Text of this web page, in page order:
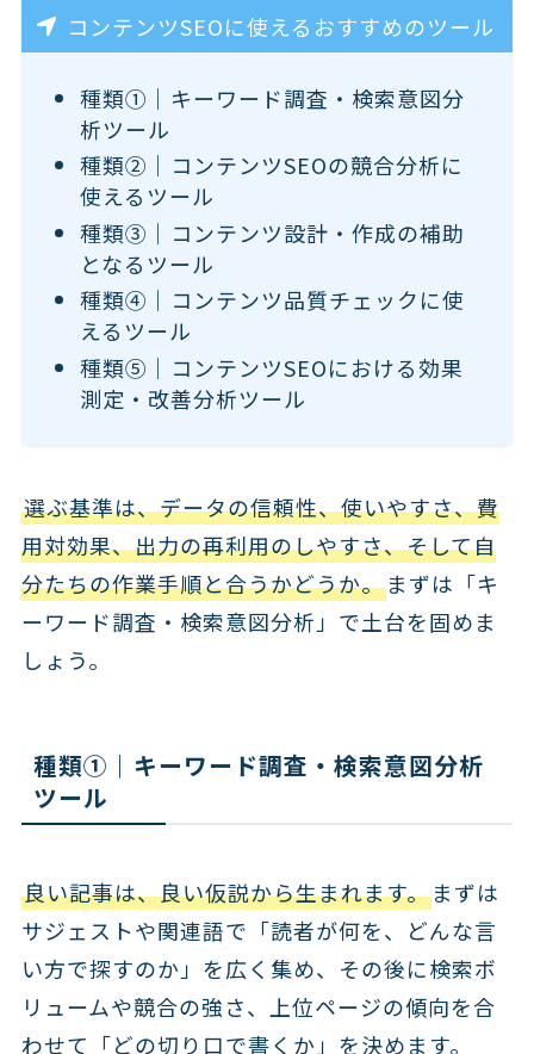
コンテンツSEOに使えるおすすめのツール
種類①｜キーワード調査・検索意図分
析ツール
種類②｜コンテンツSEOの競合分析に
使えるツール
種類③｜コンテンツ設計・作成の補助
となるツール
種類④｜コンテンツ品質チェックに使
えるツール
種類⑤｜コンテンツSEOにおける効果
測定・改善分析ツール
選ぶ基準は、データの信頼性、使いやすさ、費
用対効果、出力の再利用のしやすさ、そして自
分たちの作業手順と合うかどうか。まずは「キ
ーワード調査・検索意図分析」で土台を固めま
しょう。
種類①｜キーワード調査・検索意図分析
ツール
良い記事は、良い仮説から生まれます。まずは
サジェストや関連語で「読者が何を、どんな言
い方で探すのか」を広く集め、その後に検索ボ
リュームや競合の強さ、上位ページの傾向を合
わせて「どの切り口で書くか」を決めます。